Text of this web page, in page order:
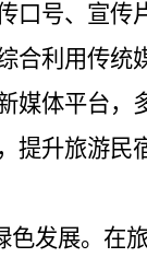
口号、宣传
合利用传统
媒体平台，
提升旅游民
发展。 在